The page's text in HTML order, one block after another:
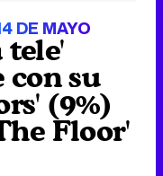
DE MAYO
tele'
con su
(9%)
Floor'